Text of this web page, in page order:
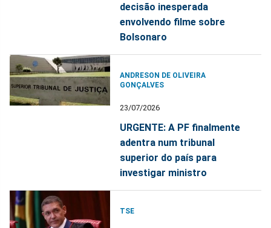
decisão inesperada
envolvendo filme sobre
Bolsonaro
ANDRESON DE OLIVEIRA
GONÇALVES
23/07/2026
URGENTE: A PF finalmente
adentra num tribunal
superior do país para
investigar ministro
TSE